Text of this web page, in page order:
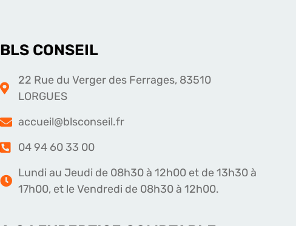
BLS CONSEIL
22 Rue du Verger des Ferrages, 83510
LORGUES
accueil@blsconseil.fr
04 94 60 33 00
Lundi au Jeudi de 08h30 à 12h00 et de 13h30 à
17h00, et le Vendredi de 08h30 à 12h00.